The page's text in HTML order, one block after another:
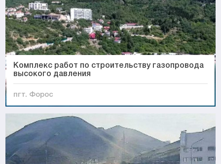
Комплекс работ по строительству газопровода
высокого давления
пгт. Форос